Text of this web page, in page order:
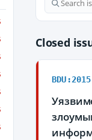
Closed